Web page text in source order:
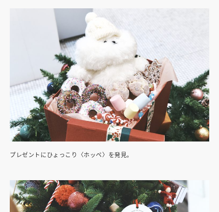
プレゼントにひょっこり〈ホッペ〉を発見。